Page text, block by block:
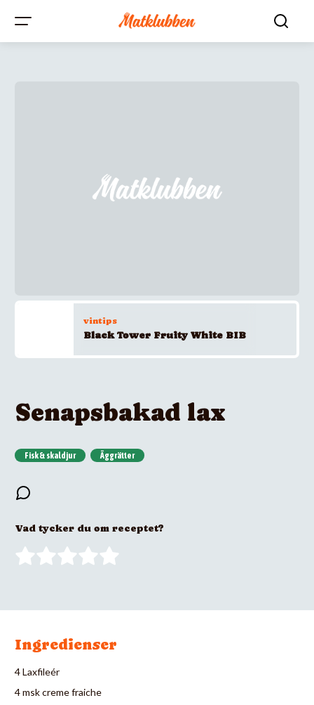
vintips
Black Tower Fruity White BIB
Senapsbakad lax
Fisk & skaldjur Äggrätter
Vad tycker du om receptet?
Ingredienser
4 Laxfileér
4 msk creme fraiche